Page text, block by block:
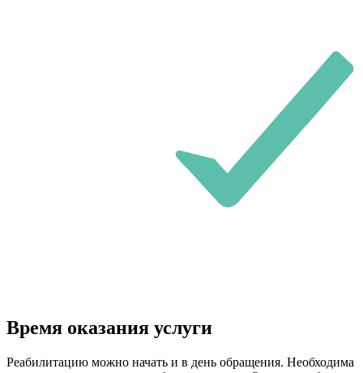
Время оказания услуги
Реабилитацию можно начать и в день обращения. Необходима